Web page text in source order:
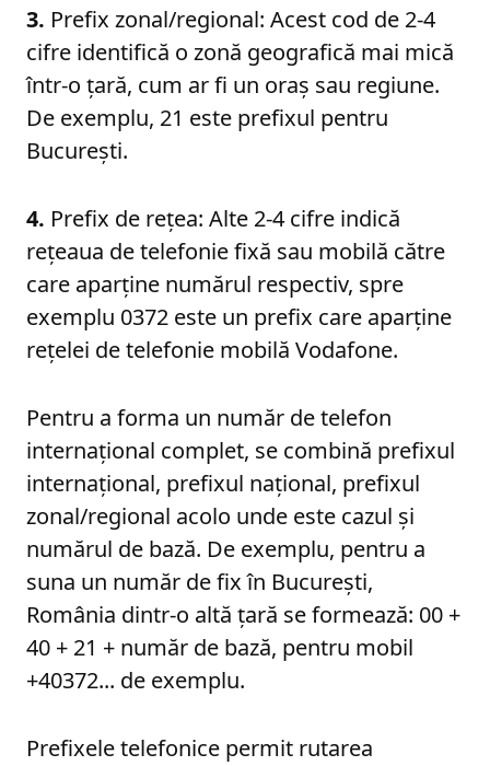
3. Prefix zonal/regional: Acest cod de 2-4
cifre identifică o zonă geografică mai mică
într-o țară, cum ar fi un oraș sau regiune.
De exemplu, 21 este prefixul pentru
București.
4. Prefix de rețea: Alte 2-4 cifre indică
rețeaua de telefonie fixă sau mobilă către
care aparține numărul respectiv, spre
exemplu 0372 este un prefix care aparține
rețelei de telefonie mobilă Vodafone.
Pentru a forma un număr de telefon
internațional complet, se combină prefixul
internațional, prefixul național, prefixul
zonal/regional acolo unde este cazul și
numărul de bază. De exemplu, pentru a
suna un număr de fix în București,
România dintr-o altă țară se formează: 00 +
40 + 21 + număr de bază, pentru mobil
+40372... de exemplu.
Prefixele telefonice permit rutarea